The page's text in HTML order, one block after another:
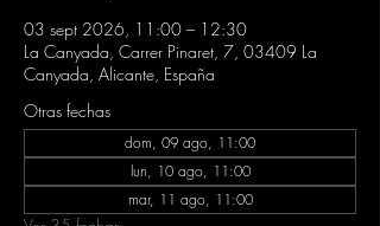
03 sept 2026, 11:00 – 12:30
La Canyada, Carrer Pinaret, 7, 03409 La
Canyada, Alicante, España
Otras fechas
dom, 09 ago, 11:00
lun, 10 ago, 11:00
mar, 11 ago, 11:00